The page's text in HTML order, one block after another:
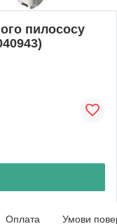
пилососу
Оплата Умови